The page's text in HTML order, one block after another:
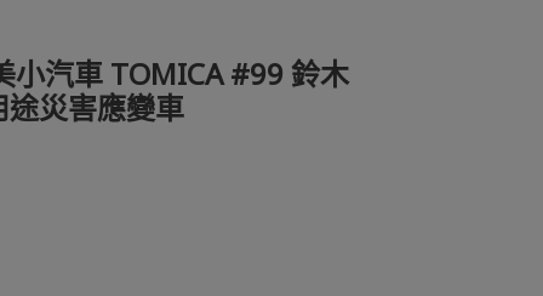
小汽車 TOMICA #99 鈴木
途災害應變車